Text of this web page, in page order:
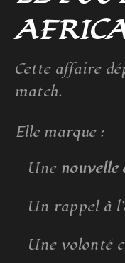
Cette affaire
match.
Elle marque :
Une nouvelle
Un rappel à
Une volonté